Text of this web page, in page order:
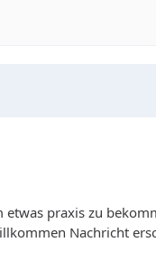
praxis zu
Nachricht